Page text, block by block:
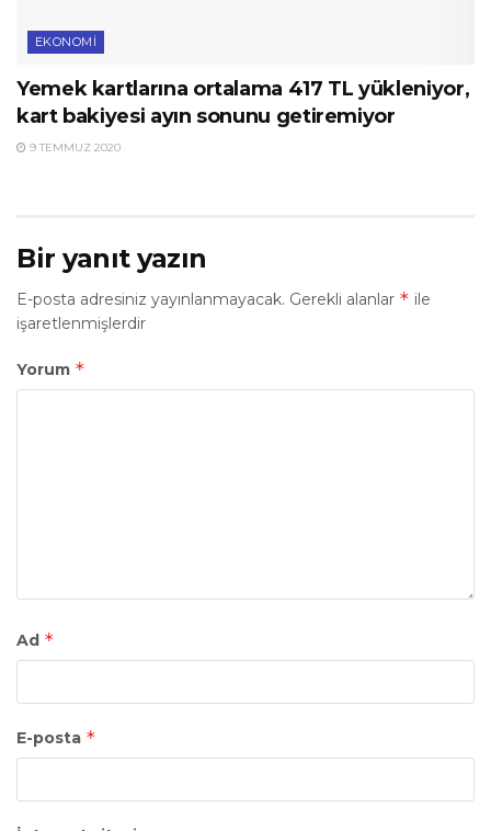
EKONOMI
Yemek kartlarına ortalama 417 TL yükleniyor,
kart bakiyesi ayın sonunu getiremiyor
9 TEMMUZ 2020
Bir yanıt yazın
E-posta adresiniz yayınlanmayacak. Gerekli alanlar * ile
işaretlenmişlerdir
Yorum *
Ad *
E-posta *